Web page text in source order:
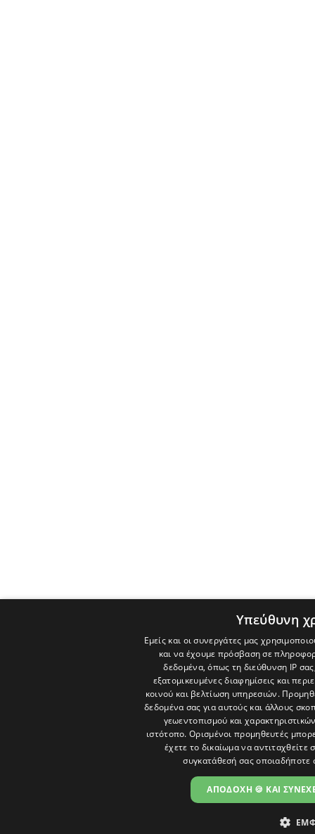
Υπεύθυνη
Εμείς και οι συνεργάτες μας
και να έχουμε πρόσβαση σε
δεδομένα, όπως τη διεύθυνση IP
εξατομικευμένες διαφημίσεις και
κοινού και βελτίωση υπηρεσιών.
δεδομένα σας για αυτούς και άλλους
γεωεντοπισμού και
ιστότοπο. Ορισμένοι προμηθευτές
έχετε το δικαίωμα να αντιταχθείτε
συγκατάθεσή σας οποιαδήποτε
ΑΠΟΔΟΧΗ 🍪 ΚΑΙ